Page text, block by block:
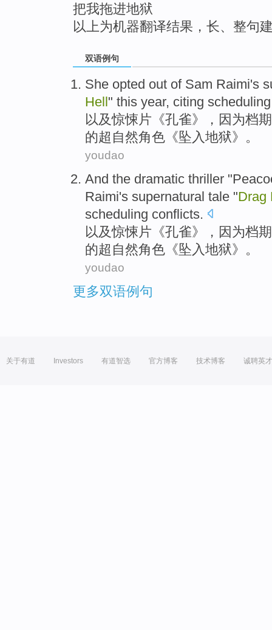
把我拖进地狱
以上为机器翻译结果，长、整句
双语例句
She opted out of Sam Raimi's
Hell" this year, citing scheduling
以及惊悚片《孔雀》，因为档期
的超自然角色《坠入地狱》。
youdao
And the dramatic thriller "
Raimi's supernatural tale "Drag
scheduling conflicts.
以及惊悚 片《孔雀》，因为档
的超自然角色《坠入地狱》。
youdao
更多双语例句
关于有道 Investors 有道智选 官方博客 技术博客 诚聘英才